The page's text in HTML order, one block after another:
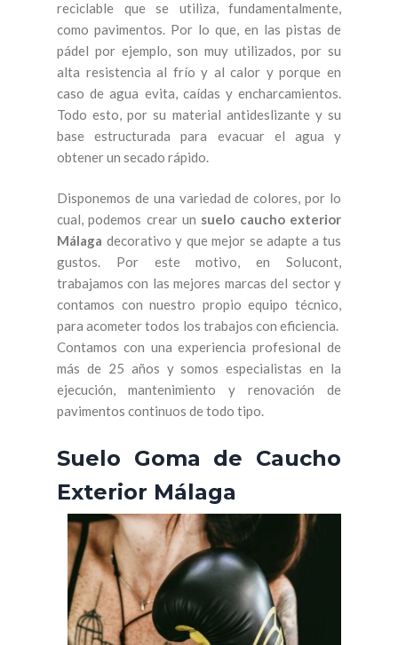
reciclable que se utiliza, fundamentalmente,
como pavimentos. Por lo que, en las pistas de
pádel por ejemplo, son muy utilizados, por su
alta resistencia al frío y al calor y porque en
caso de agua evita, caídas y encharcamientos.
Todo esto, por su material antideslizante y su
base estructurada para evacuar el agua y
obtener un secado rápido.
Disponemos de una variedad de colores, por lo
cual, podemos crear un suelo caucho exterior
Málaga decorativo y que mejor se adapte a tus
gustos. Por este motivo, en Solucont,
trabajamos con las mejores marcas del sector y
contamos con nuestro propio equipo técnico,
para acometer todos los trabajos con eficiencia.
Contamos con una experiencia profesional de
más de 25 años y somos especialistas en la
ejecución, mantenimiento y renovación de
pavimentos continuos de todo tipo.
Suelo Goma de Caucho
Exterior Málaga